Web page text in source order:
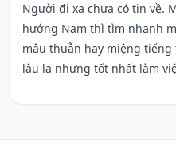
Người đi xa chưa có tin về.
hướng Nam thì tìm nhanh
mâu thuẫn hay miệng
lâu la nhưng tốt nhất làm